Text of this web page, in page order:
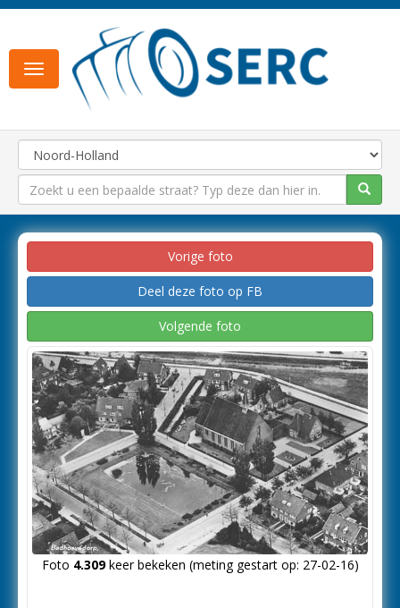
Toggle
navigation
Vorige foto
Deel deze foto op FB
Volgende foto
Foto 4.309keer bekeken (meting gestart op: 27-02-16)